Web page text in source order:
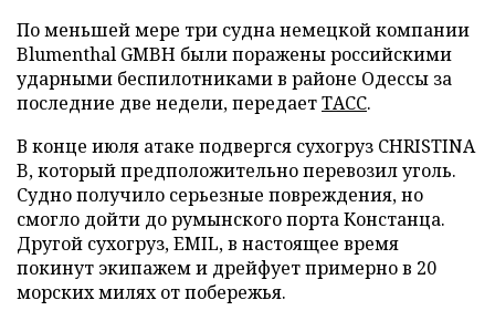
По меньшей мере три судна немецкой компании
Blumenthal GMBH были поражены российскими
ударными беспилотниками в районе Одессы за
последние две недели, передаетТАСС.
В конце июля атаке подвергся сухогруз CHRISTINA
B, который предположительно перевозил уголь.
Судно получило серьезные повреждения, но
смогло дойти до румынского порта Констанца.
Другой сухогруз, EMIL, в настоящее время
покинут экипажем и дрейфует примерно в 20
морских милях от побережья.